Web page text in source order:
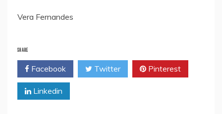
Vera Fernandes
SHARE
Facebook Twitter Pinterest
Linkedin